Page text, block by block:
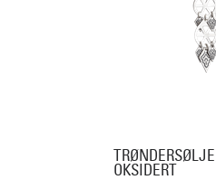
OKSIDERT